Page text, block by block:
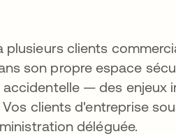
plusieurs clients
son propre espace
— des enjeux
Vos clients d'entreprise
déléguée.